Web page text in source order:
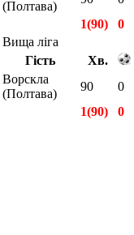
(Полтава)
1(90)
0
Вища ліга
Гість
Хв.
Ворскла
(Полтава)
90
0
1(90)
0